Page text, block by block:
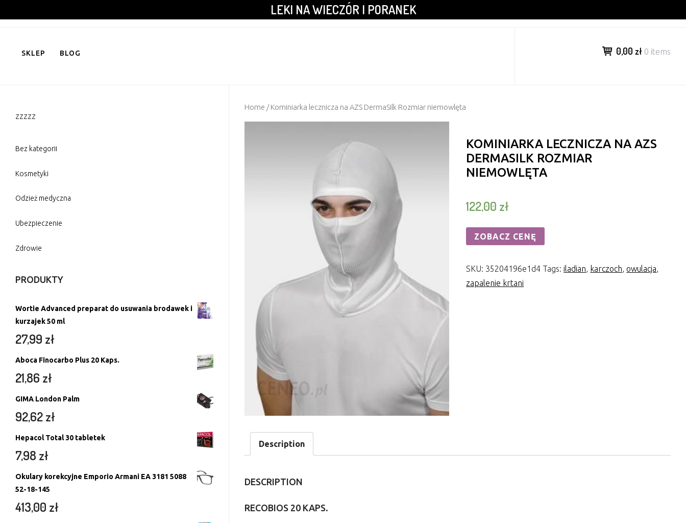
to
LEKI NA WIECZÓR I PORANEK
SKLEP BLOG 0,00 zł 0 items
Home / Kominiarka lecznicza na AZS DermaSilk Rozmiar niemowlęta
KOMINIARKA LECZNICZA NA AZS
DERMASILK ROZMIAR
NIEMOWLĘTA
122,00 zł
ZOBACZ CENĘ
SKU: 35204196e1d4 Tags:iladian, karczoch,owulacja,
zapalenie krtani
Description
DESCRIPTION
RECOBIOS 20 KAPS.
zzzzz
Bez kategorii
Kosmetyki
Odzież medyczna
Ubezpieczenie
Zdrowie
PRODUKTY
Wortie Advanced preparat do usuwania brodawek i
kurzajek 50 ml
27,99 zł
Aboca Finocarbo Plus 20 Kaps.
21,86 zł
GIMA London Palm
92,62zł
Hepacol Total 30 tabletek
7,98 zł
Okulary korekcyjne Emporio Armani EA 3181 5088
52-18-145
413,00 zł